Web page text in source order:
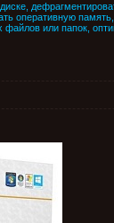
оперативную
или папок,